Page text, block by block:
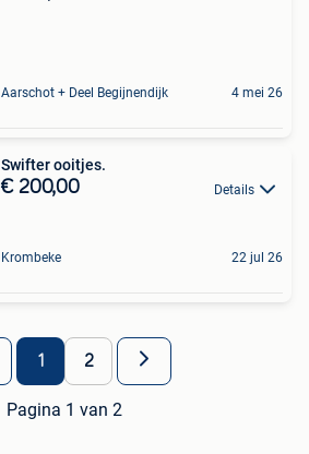
Aarschot + Deel Begijnendijk 4 mei 26
Swifter ooitjes.
€ 200,00 Details
Krombeke 22 jul 26
1 2
Pagina 1 van 2